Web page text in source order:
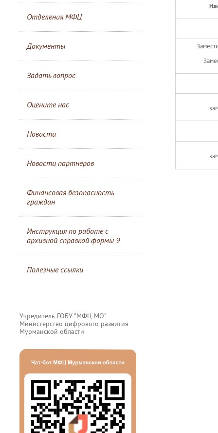
Отделения МФЦ
Документы
Задать вопрос
Оцените нас
Новости
Новости партнеров
Финансовая безопасность
граждан
Инструкция по работе с
архивной справкой формы 9
Полезные ссылки
Учредитель ГОБУ "МФЦ МО"
Министерство цифрового развития
Мурманской области